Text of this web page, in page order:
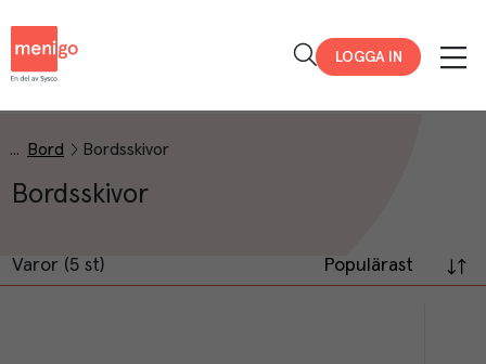
LOGGA IN
Bord Bordsskivor
Bordsskivor
Varor (5 st) Populärast